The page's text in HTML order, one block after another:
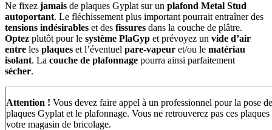
Ne fixez jamais de plaques Gyplat sur un plafond Metal Stud
autoportant. Le fléchissement plus important pourrait entraîner des
tensions indésirables et des fissures dans la couche de plâtre.
Optez plutôt pour le système PlaGyp et prévoyez un vide d’air
entre les plaques et l’éventuel pare-vapeur et/ou le matériau
isolant. La couche de plafonnage pourra ainsi parfaitement
sécher.
Attention ! Vous devez faire appel à un professionnel pour la pose
plaques Gyplat et le plafonnage. Vous ne retrouverez pas ces plaques
votre magasin de bricolage.